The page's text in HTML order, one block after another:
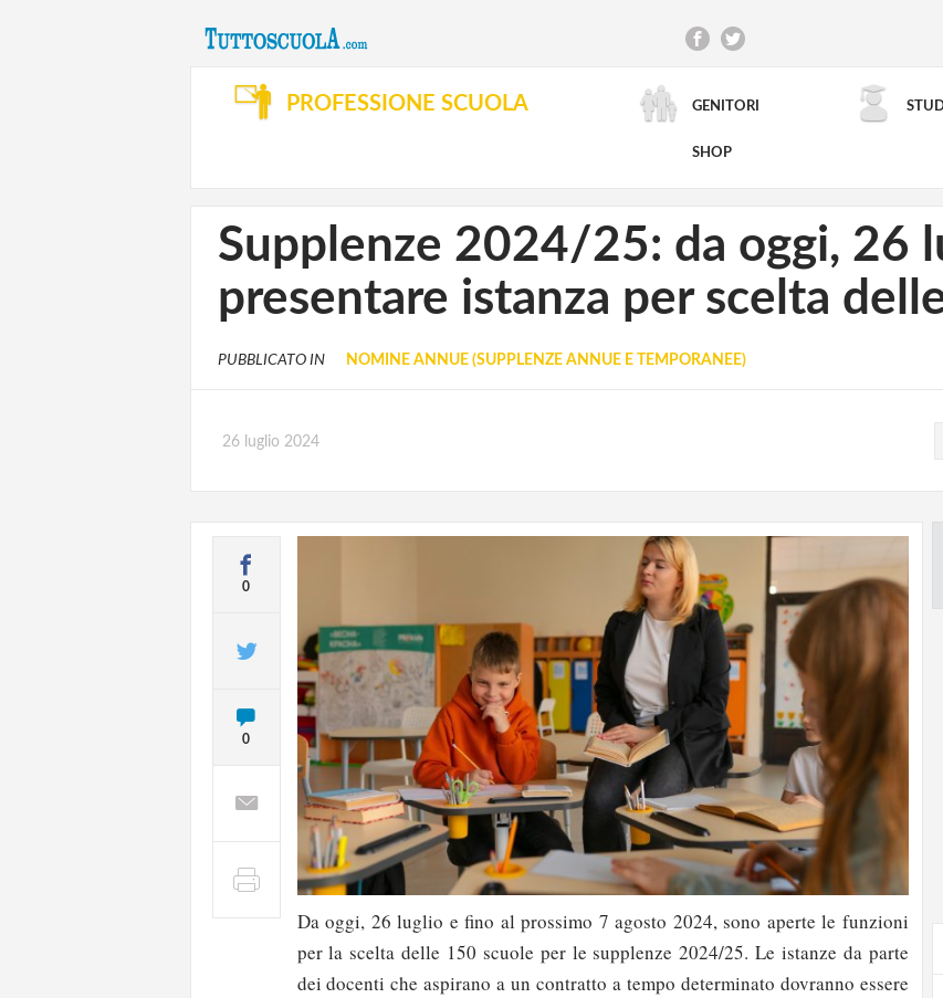
PROFESSIONE SCUOLA GENITORI
SHOP
RICERCA AVANZATA
Supplenze 2024/25: da oggi, 26
presentare istanza per scelta
PUBBLICATO IN NOMINE ANNUE (SUPPLENZE ANNUE E TEMPORANEE)
26 luglio 2024
0
0
Da oggi, 26 luglio e fino al prossimo 7 agosto 2024, sono aperte le funzioni
per la scelta delle 150 scuole per le supplenze 2024/25. Le istanze da parte
dei docenti che aspirano a un contratto a tempo determinato dovranno essere